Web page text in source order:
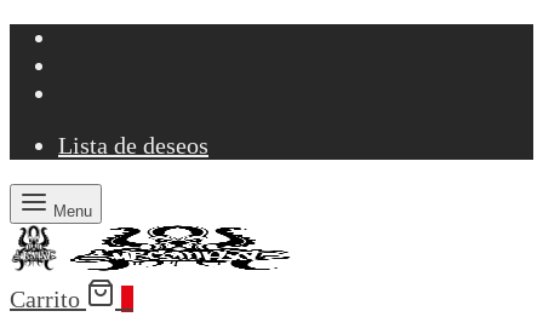
Lista de deseos
Menu
Carrito